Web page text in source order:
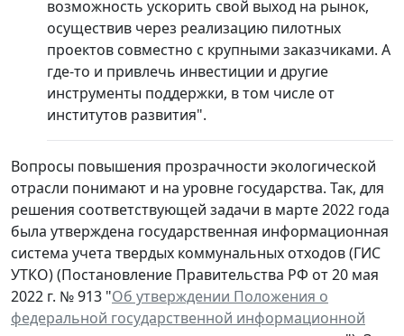
возможность ускорить свой выход на рынок,
осуществив через реализацию пилотных
проектов совместно с крупными заказчиками. А
где-то и привлечь инвестиции и другие
инструменты поддержки, в том числе от
институтов развития".
Вопросы повышения прозрачности экологической
отрасли понимают и на уровне государства. Так, для
решения соответствующей задачи в марте 2022 года
была утверждена государственная информационная
система учета твердых коммунальных отходов (ГИС
УТКО) (Постановление Правительства РФ от 20 мая
2022 г. № 913 "Об утверждении Положения о
федеральной государственной информационной